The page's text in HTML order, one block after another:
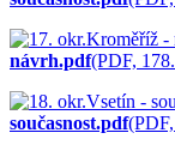
návrh.pdf(PDF,
současnost.pdf